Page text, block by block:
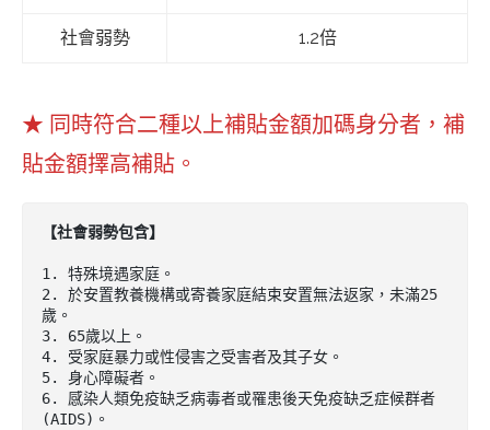
社會弱勢 1.2倍
★ 同時符合二種以上補貼金額加碼身分者，補
貼金額擇高補貼。
1. 特殊境遇家庭。
2. 於安置教養機構或寄養家庭結束安置無法返家，未滿25
歲。
3. 65歲以上。
4. 受家庭暴力或性侵害之受害者及其子女。
5. 身心障礙者。
6. 感染人類免疫缺乏病毒者或罹患後天免疫缺乏症候群者
(AIDS)。